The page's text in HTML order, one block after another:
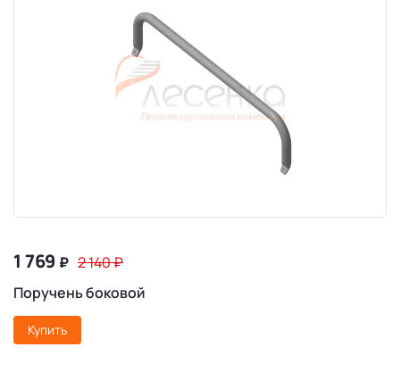
1 769 ₽ 2 140₽
Поручень боковой
Купить